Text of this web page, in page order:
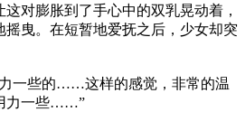
对膨胀到了手心中的双乳晃动着，
曳。在短暂地爱抚之后，少女却突
些的……这样的感觉，非常的温
力一些……”